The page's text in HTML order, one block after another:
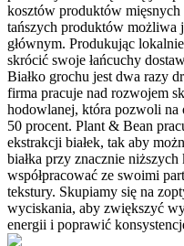
kosztów produktów
tańszych produktów możliwa
głównym. Produkując
skrócić swoje łańcuchy
Białko grochu jest dwa razy
firma pracuje nad rozwojem
hodowlanej, która pozwoli
50 procent. Plant & Bean
ekstrakcji białek, tak aby
białka przy znacznie
współpracować ze swoimi
tekstury. Skupiamy się na
wyciskania, aby zwiększyć
energii i poprawić